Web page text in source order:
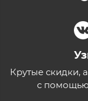
Крутые скидки,
с